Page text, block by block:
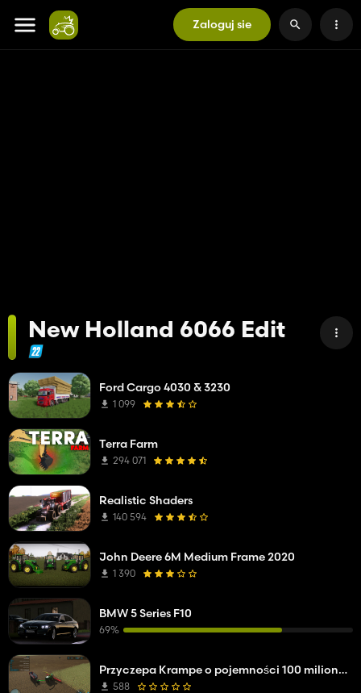
Zaloguj sie
New Holland 6066 Edit
Ford Cargo 4030 & 3230
1 099
Terra Farm
294 071
Realistic Shaders
140 594
John Deere 6M Medium Frame 2020
1 390
BMW 5 Series F10
69%
Przyczepa Krampe o pojemności 100 milionów litrów
588